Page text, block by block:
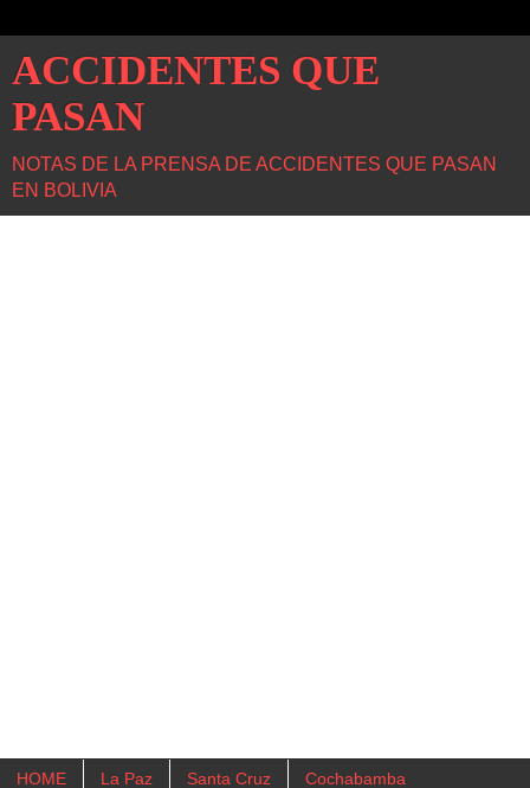
ACCIDENTES QUE
PASAN
NOTAS DE LA PRENSA DE ACCIDENTES QUE PASAN
EN BOLIVIA
HOME La Paz Santa Cruz Cochabamba